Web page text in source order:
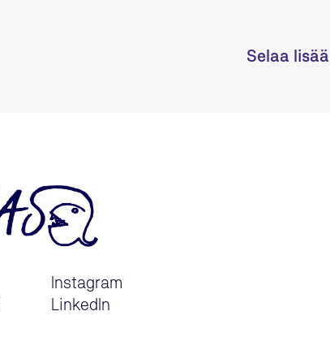
Selaa lisää
Instagram
LinkedIn